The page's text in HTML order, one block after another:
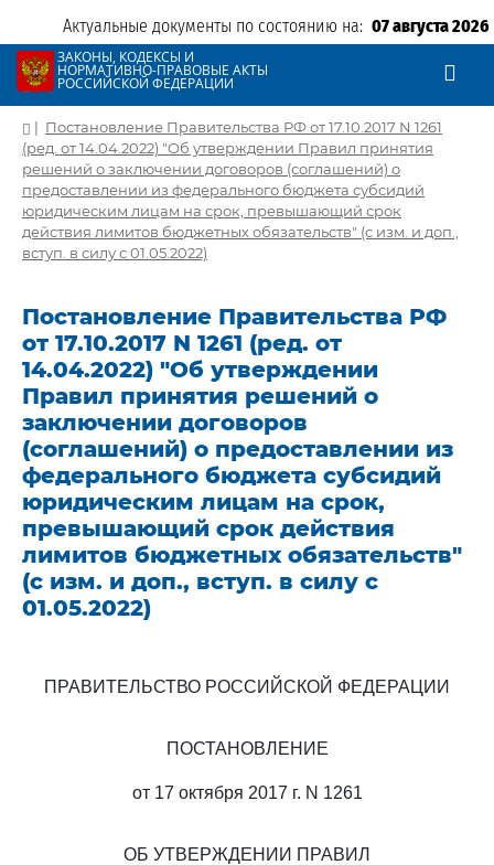
Актуальные документы по состоянию на: 07 августа 2026
ЗАКОНЫ, КОДЕКСЫ И
НОРМАТИВНО-ПРАВОВЫЕ АКТЫ
РОССИЙСКОЙ ФЕДЕРАЦИИ
| Постановление Правительства РФ от 17.10.2017 N 1261
(ред. от 14.04.2022) "Об утверждении Правил принятия
решений о заключении договоров (соглашений) о
предоставлении из федерального бюджета субсидий
юридическим лицам на срок, превышающий срок
действия лимитов бюджетных обязательств" (с изм. и доп.,
вступ. в силу с 01.05.2022)
Постановление Правительства РФ
от 17.10.2017 N 1261 (ред. от
14.04.2022) "Об утверждении
Правил принятия решений о
заключении договоров
(соглашений) о предоставлении из
федерального бюджета субсидий
юридическим лицам на срок,
превышающий срок действия
лимитов бюджетных обязательств"
(с изм. и доп., вступ. в силу с
01.05.2022)
ПРАВИТЕЛЬСТВО РОССИЙСКОЙ ФЕДЕРАЦИИ
ПОСТАНОВЛЕНИЕ
от 17 октября 2017 г. N 1261
ОБ УТВЕРЖДЕНИИ ПРАВИЛ